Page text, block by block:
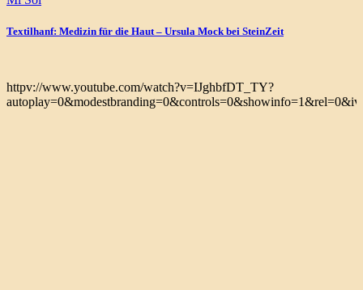
Textilhanf: Medizin für die Haut – Ursula Mock bei SteinZeit
httpv://www.youtube.com/watch?v=IJghbfDT_TY?